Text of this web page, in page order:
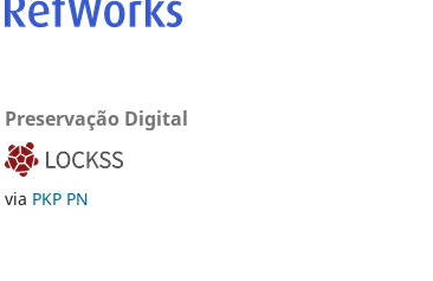
Preservação Digital
via PKP PN